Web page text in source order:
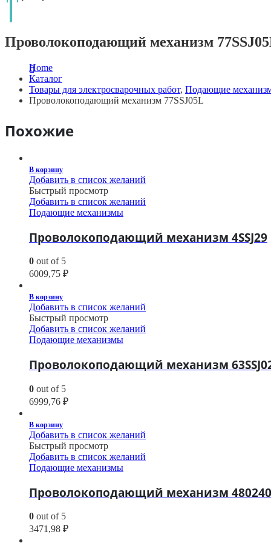
Проволокоподающий механизм
Home
Каталог
Товары для электросварочных работ, Подающие
Проволокоподающий механизм 77SSJ05L
Похожие
В корзину
Добавить в список желаний
Быстрый просмотр
Добавить в список желаний
Подающие механизмы
Проволокоподающий механизм 4SSJ29
0 out of 5
6009,75 ₽
В корзину
Добавить в список желаний
Быстрый просмотр
Добавить в список желаний
Подающие механизмы
Проволокоподающий механизм
0 out of 5
6999,76 ₽
В корзину
Добавить в список желаний
Быстрый просмотр
Добавить в список желаний
Подающие механизмы
Проволокоподающий механизм
0 out of 5
3471,98 ₽